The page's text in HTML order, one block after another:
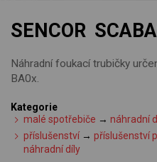
SENCOR
Náhradní foukací trubičky
BA0x.
Kategorie
malé spotřebiče →náhradní
příslušenství →příslušenství
náhradní díly